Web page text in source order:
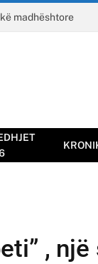
madhështore
,